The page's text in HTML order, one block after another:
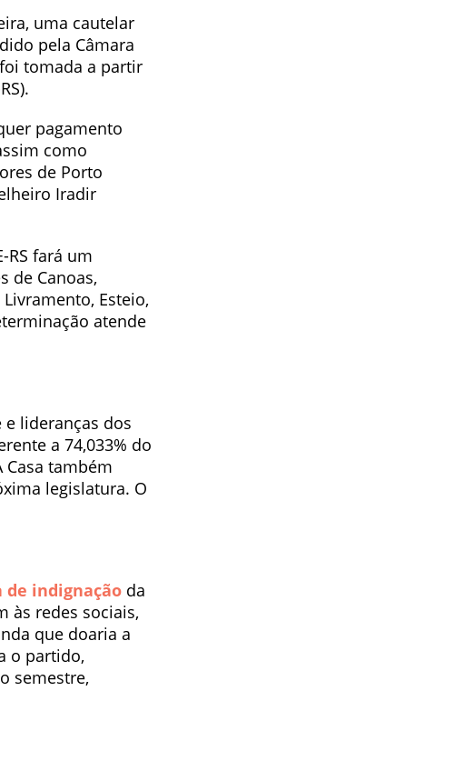
uma cautelar
pela Câmara
tomada a partir
pagamento
como
de Porto
Iradir
RS fará um
de Canoas,
Esteio,
atende
e lideranças dos
a 74,033% do
Casa também
legislatura. O
indignação da
às redes sociais,
que doaria a
o partido,
semestre,